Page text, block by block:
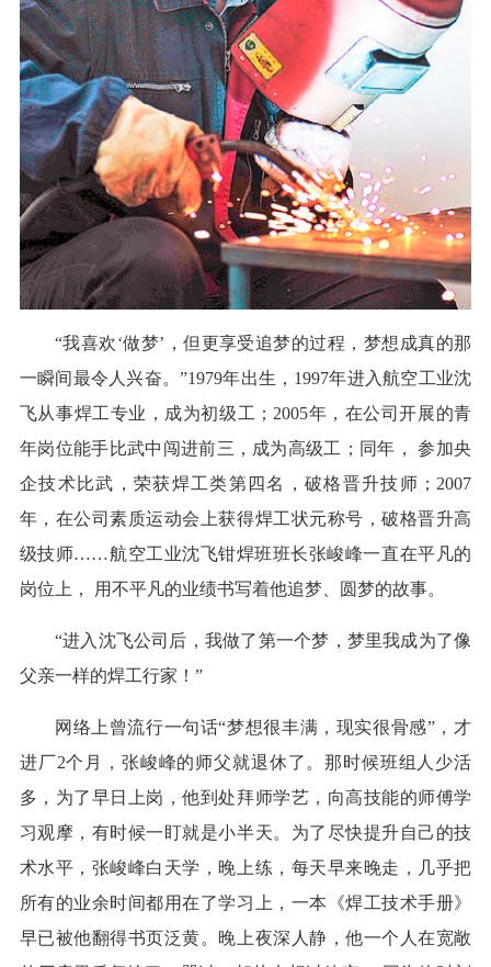
“我喜欢‘做梦’，但更享受追梦的过程，梦想成真的那
一瞬间最令人兴奋。”1979年出生，1997年进入航空工业沈
飞从事焊工专业，成为初级工；2005年，在公司开展的青
年岗位能手比武中闯进前三，成为高级工；同年， 参加央
企技术比武，荣获焊工类第四名，破格晋升技师；2007
年，在公司素质运动会上获得焊工状元称号，破格晋升高
级技师……航空工业沈飞钳焊班班长张峻峰一直在平凡的
岗位上， 用不平凡的业绩书写着他追梦、圆梦的故事。
“进入沈飞公司后，我做了第一个梦，梦里我成为了像
父亲一样的焊工行家！”
网络上曾流行一句话“梦想很丰满，现实很骨感”，才
进厂2个月，张峻峰的师父就退休了。那时候班组人少活
多，为了早日上岗，他到处拜师学艺，向高技能的师傅学
习观摩，有时候一盯就是小半天。为了尽快提升自己的技
术水平，张峻峰白天学，晚上练，每天早来晚走，几乎把
所有的业余时间都用在了学习上，一本《焊工技术手册》
早已被他翻得书页泛黄。晚上夜深人静，他一个人在宽敞